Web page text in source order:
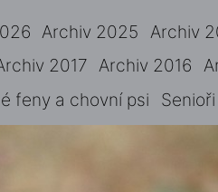
Archiv 2025 Archiv
2017 Archiv 2016
feny a chovní psi